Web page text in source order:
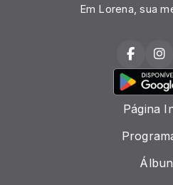
Em Lorena, sua
Página